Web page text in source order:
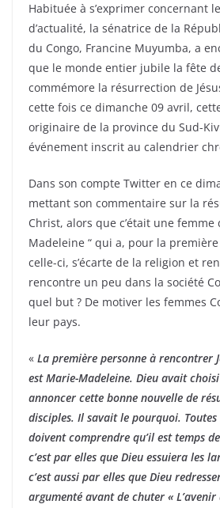
Habituée à s’exprimer concernant
d’actualité, la sénatrice de la
du Congo, Francine Muyumba, a
que le monde entier jubile la fête
commémore la résurrection de
cette fois ce dimanche 09 avril,
originaire de la province du Sud-
événement inscrit au calendrier
Dans son compte Twitter en ce
mettant son commentaire sur la
Christ, alors que c’était une femme
Madeleine “ qui a, pour la
celle-ci, s’écarte de la religion et
rencontre un peu dans la société
quel but ? De motiver les femmes
leur pays.
« La première personne à rencontrer
est Marie-Madeleine. Dieu avait
annoncer cette bonne nouvelle de
disciples. Il savait le pourquoi. Toutes
doivent comprendre qu’il est temps
c’est par elles que Dieu essuiera les
c’est aussi par elles que Dieu
argumenté avant de chuter « L’avenir